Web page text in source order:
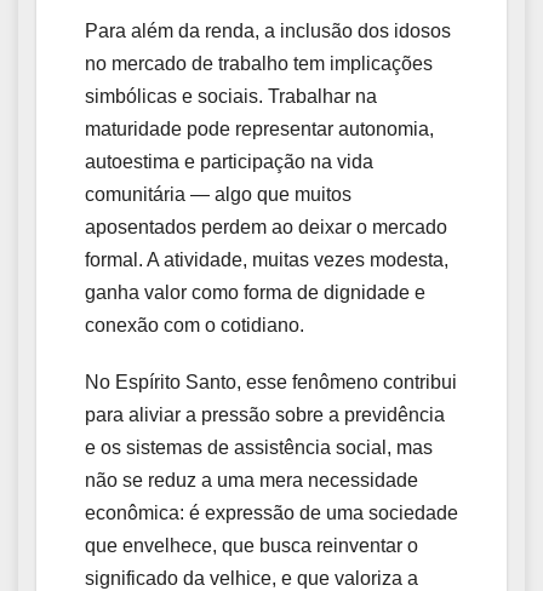
Para além da renda, a inclusão dos idosos
no mercado de trabalho tem implicações
simbólicas e sociais. Trabalhar na
maturidade pode representar autonomia,
autoestima e participação na vida
comunitária — algo que muitos
aposentados perdem ao deixar o mercado
formal. A atividade, muitas vezes modesta,
ganha valor como forma de dignidade e
conexão com o cotidiano.
No Espírito Santo, esse fenômeno contribui
para aliviar a pressão sobre a previdência
e os sistemas de assistência social, mas
não se reduz a uma mera necessidade
econômica: é expressão de uma sociedade
que envelhece, que busca reinventar o
significado da velhice, e que valoriza a